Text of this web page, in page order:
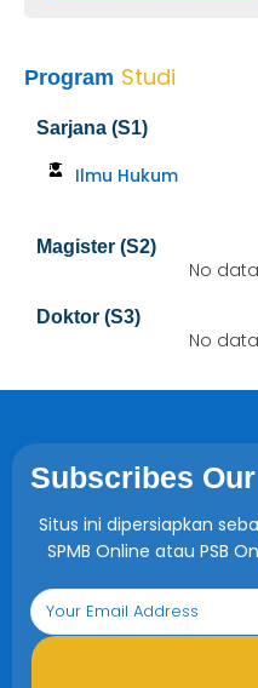
Program Studi
Sarjana (S1)
Ilmu Hukum
Magister (S2)
No
Doktor (S3)
No
Subscribes
Situs ini dipersiapkan
SPMB Online atau PSB